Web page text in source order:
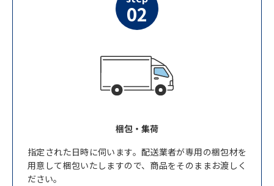
02
梱包・集荷
指定された日時に伺います。配送業者が専用の梱包材を
用意して梱包いたしますので、商品をそのままお渡しく
ださい。